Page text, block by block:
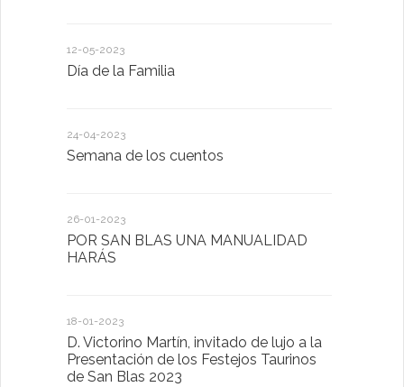
12-05-2023
Día de la Familia
24-04-2023
Semana de los cuentos
26-01-2023
POR SAN BLAS UNA MANUALIDAD
HARÁS
18-01-2023
D. Victorino Martín, invitado de lujo a la
Presentación de los Festejos Taurinos
de San Blas 2023